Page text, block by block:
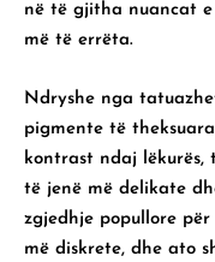
në të gjitha nuancat e
më të errëta.
Ndryshe nga
pigmente të
kontrast ndaj
të jenë më delikate
zgjedhje popullore
më diskrete, dhe ato